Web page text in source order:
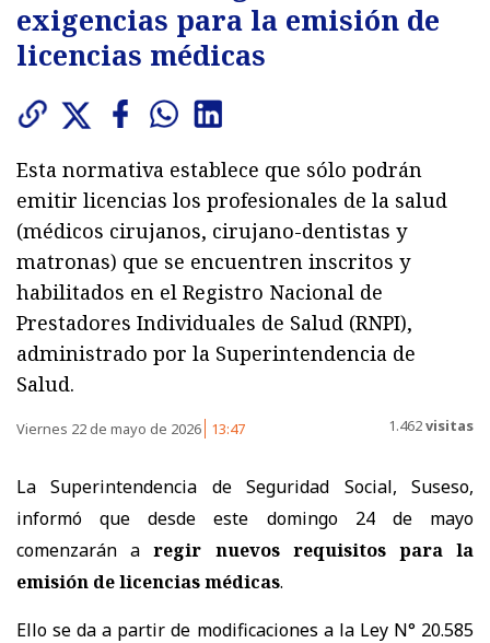
exigencias para la emisión de
licencias médicas
Esta normativa establece que sólo podrán
emitir licencias los profesionales de la salud
(médicos cirujanos, cirujano-dentistas y
matronas) que se encuentren inscritos y
habilitados en el Registro Nacional de
Prestadores Individuales de Salud (RNPI),
administrado por la Superintendencia de
Salud.
Viernes 22 de mayo de 2026 13:47 1.462visitas
La Superintendencia de Seguridad Social, Suseso,
informó que desde este domingo 24 de mayo
comenzarán aregir nuevos requisitos para la
emisión de licencias médicas.
Ello se da a partir de modificaciones a la Ley N° 20.585